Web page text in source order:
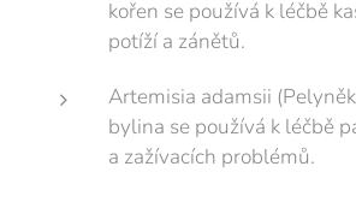
kořen se používá k léčbě
potíží a zánětů.
Artemisia adamsii
bylina se používá k léčbě
a zažívacích problémů.